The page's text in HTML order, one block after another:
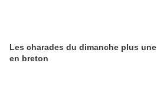
Les charades du dimanche plus une
en breton